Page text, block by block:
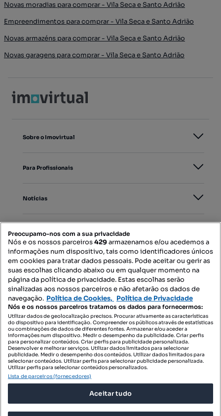
Novas moradias para comprar - Vila Seca e Santo Adrião
Empreendimentos para comprar - Vila Seca e Santo Adrião
Novas armazéns para comprar - Vila Seca e Santo Adrião
Novas garagens para comprar - Vila Seca e Santo Adrião
Sobre o Imovirtual
Para Profissionais
Notícias
Mapa do Site
Contacte-nos
SIGA-NOS:
DESCARREGAR NA:
Preocupamo-nos com a sua privacidade
Nós e os nossos parceiros429armazenamos e/ou acedemos a
informações num dispositivo, tais como identificadores únicos
em cookies para tratar dados pessoais. Pode aceitar ou gerir as
suas escolhas clicando abaixo ou em qualquer momento na
página da política de privacidade. Estas escolhas serão
sinalizadas aos nossos parceiros e não afetarão os dados de
navegação. Política de Cookies, Política de Privacidade
Nós e os nossos parceiros tratamos os dados para fornecermos:
Utilizar dados de geolocalização precisos. Procurar ativamente as características
do dispositivo para identificação. Compreender os públicos através de estatísticas
ou combinações de dados de diferentes fontes. Armazenar e/ou aceder a
informações num dispositivo. Medir o desempenho da publicidade. Criar perfis
para personalizar conteúdos. Criar perfis para publicidade personalizada.
Desenvolver e melhorar serviços. Utilizar dados limitados para selecionar
publicidade. Medir o desempenho dos conteúdos. Utilizar dados limitados para
selecionar conteúdos. Utilizar perfis para selecionar publicidade personalizada.
Utilizar perfis para selecionar conteúdos personalizados.
Lista de parceiros (fornecedores)
Aceitar tudo